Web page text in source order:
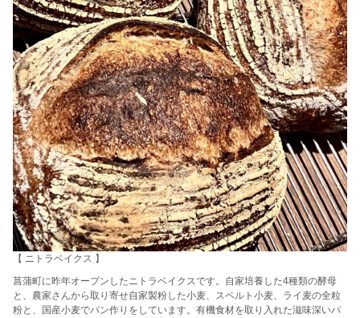
【 ニトラベイクス 】
菖蒲町に昨年オープンしたニトラベイクスです。自家培養した4種類の酵母
と、農家さんから取り寄せ自家製粉した小麦、スペルト小麦、ライ麦の全粒
粉と、国産小麦でパン作りをしています。有機食材を取り入れた滋味深いパ